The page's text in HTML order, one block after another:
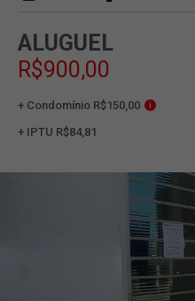
ALUGUEL
R$900,00
+ Condomínio R$150,00 i
+ IPTU R$84,81